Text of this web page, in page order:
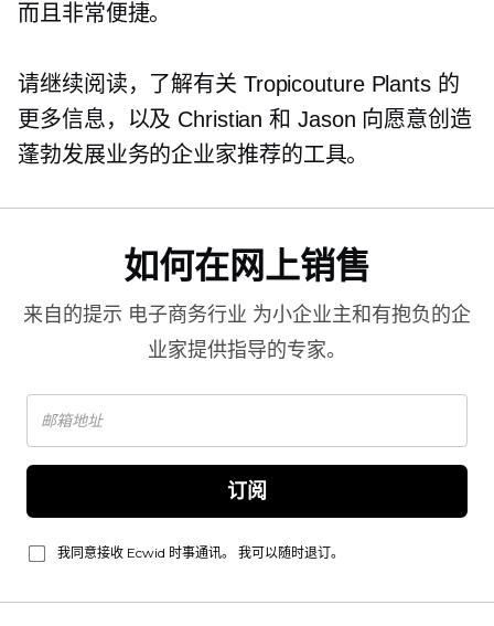
而且非常便捷。
请继续阅读，了解有关 Tropicouture Plants 的
更多信息，以及 Christian 和 Jason 向愿意创造
蓬勃发展业务的企业家推荐的工具。
如何在网上销售
来自的提示 电子商务行业 为小企业主和有抱负的企
业家提供指导的专家。
订阅
我同意接收 Ecwid 时事通讯。 我可以随时退订。